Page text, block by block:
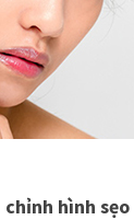
chỉnh hình sẹo